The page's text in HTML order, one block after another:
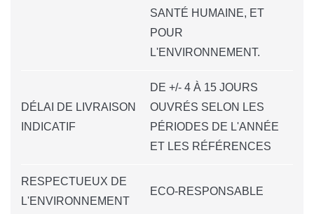
SANTÉ HUMAINE, ET
POUR
L'ENVIRONNEMENT.
DÉLAI DE LIVRAISON
INDICATIF
DE +/- 4 À 15 JOURS
OUVRÉS SELON LES
PÉRIODES DE L'ANNÉE
ET LES RÉFÉRENCES
RESPECTUEUX DE
L'ENVIRONNEMENT
ECO-RESPONSABLE